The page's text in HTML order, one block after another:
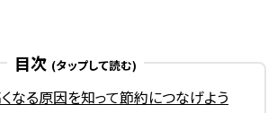
目次
なる原因を知って節約につなげよう